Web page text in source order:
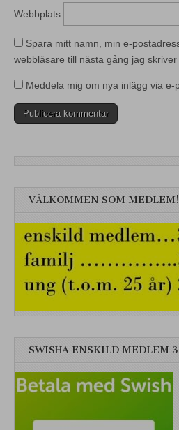
Webbplats
Spara mitt namn, min e-
webbläsare till nästa gång jag skriver
Meddela mig om nya inlägg via e-
VÄLKOMMEN SOM MEDLEM!
SWISHA ENSKILD MEDLEM